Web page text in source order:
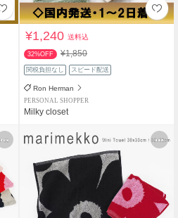
¥1,240送料込
32%OFF ¥1,850
関税負担なし スピード配送
Ron Herman
PERSONAL SHOPPER
Milky closet